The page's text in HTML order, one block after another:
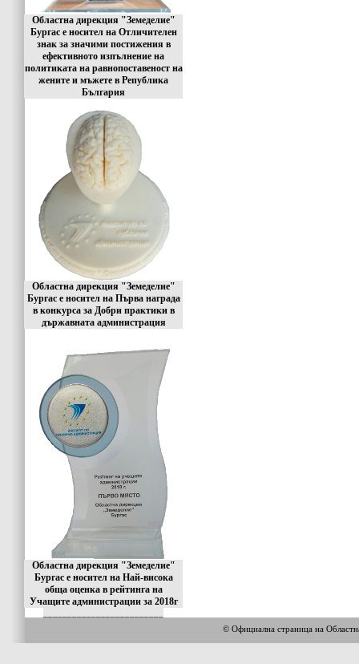
Областна дирекция "Земеделие"
Бургас е носител на Отличителен
знак за значими постижения в
ефективното изпълнение на
политиката на равнопоставеност на
жените и мъжете в Република
България
Областна дирекция "Земеделие"
Бургас е носител на Първа награда
в конкурса за Добри практики в
държавната администрация
Областна дирекция "Земеделие"
Бургас е носител на Най-висока
обща оценка в рейтинга на
Учащите администрации за 2018г
© Официална страница на